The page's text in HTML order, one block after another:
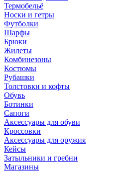
Термобельё
Носки и гетры
Футболки
Шарфы
Брюки
Жилеты
Комбинезоны
Костюмы
Рубашки
Толстовки и кофты
Обувь
Ботинки
Сапоги
Аксессуары для обуви
Кроссовки
Аксессуары для оружия
Кейсы
Затыльники и гребни
Магазины